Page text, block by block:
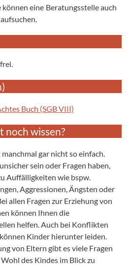
eine Beratungsstelle auch
Buch (SGB VIII)
noch wissen?
gar nicht so einfach.
sein oder Fragen haben,
Auffälligkeiten wie bspw.
Aggressionen, Ängsten oder
allen Fragen zur Erziehung von
können Ihnen die
helfen. Auch bei Konflikten
Kinder hierunter leiden.
von Eltern gibt es viele Fragen
des Kindes im Blick zu